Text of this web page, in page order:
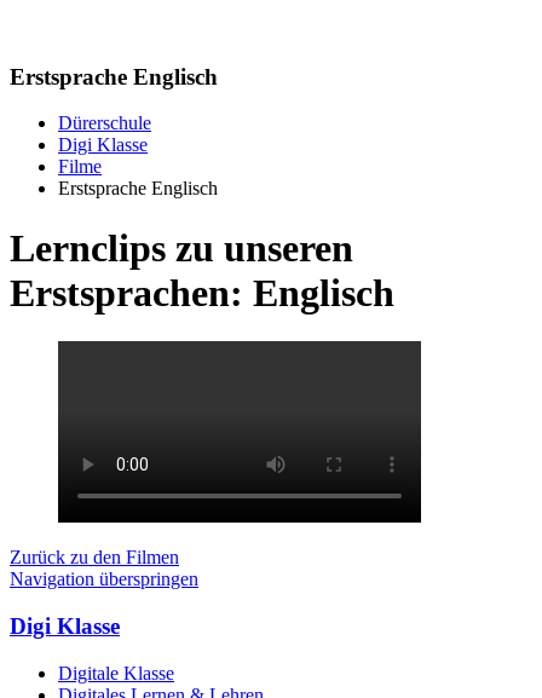
Erstsprache Englisch
Dürerschule
Digi Klasse
Filme
Erstsprache Englisch
Lernclips zu unseren
Erstsprachen: Englisch
Zurück zu den Filmen
Navigation überspringen
Digi Klasse
Digitale Klasse